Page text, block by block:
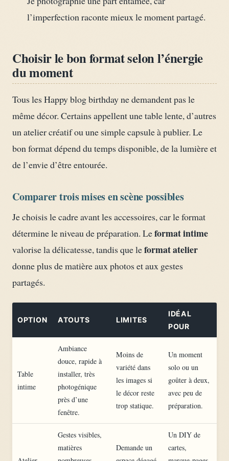
l’imperfection raconte mieux le moment partagé.
Choisir le bon format selon l’énergie
du moment
Tous les Happy blog birthday ne demandent pas le
même décor. Certains appellent une table lente, d’autres
un atelier créatif ou une simple capsule à publier. Le
bon format dépend du temps disponible, de la lumière et
de l’envie d’être entourée.
Comparer trois mises en scène possibles
Je choisis le cadre avant les accessoires, car le format
détermine le niveau de préparation. Leformat intime
valorise la délicatesse, tandis que leformat atelier
donne plus de matière aux photos et aux gestes
partagés.
OPTION ATOUTS LIMITES
IDÉAL
POUR
Table
intime
Ambiance
douce, rapide à
installer, très
photogénique
près d’une
fenêtre.
Moins de
variété dans
les images si
le décor reste
trop statique.
Un moment
solo ou un
goûter à deux,
avec peu de
préparation.
Gestes visibles,
matières
Demande un
Un DIY de
cartes,